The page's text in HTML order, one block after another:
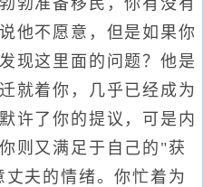
勃准备移民，你有没有
他不愿意，但是如果你
现这里面的问题？他是
就着你，几乎已经成为
许了你的提议，可是内
则又满足于自己的"获
夫的情绪。你忙着为